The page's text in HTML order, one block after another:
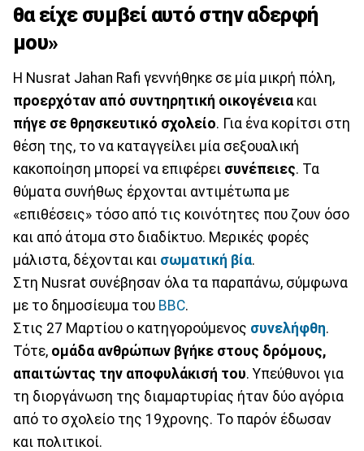
θα είχε συμβεί αυτό στην αδερφή
μου»
Η Nusrat Jahan Rafi γεννήθηκε σε μία μικρή πόλη,
προερχόταν από συντηρητική οικογένεια και
πήγε σε θρησκευτικό σχολείο. Για ένα κορίτσι στη
θέση της, το να καταγγείλει μία σεξουαλική
κακοποίηση μπορεί να επιφέρει συνέπειες. Τα
θύματα συνήθως έρχονται αντιμέτωπα με
«επιθέσεις» τόσο από τις κοινότητες που ζουν όσο
και από άτομα στο διαδίκτυο. Μερικές φορές
μάλιστα, δέχονται και σωματική βία.
Στη Nusrat συνέβησαν όλα τα παραπάνω, σύμφωνα
με το δημοσίευμα του BBC.
Στις 27 Μαρτίου ο κατηγορούμενος συνελήφθη.
Τότε, ομάδα ανθρώπων βγήκε στους δρόμους,
απαιτώντας την αποφυλάκισή του. Υπεύθυνοι για
τη διοργάνωση της διαμαρτυρίας ήταν δύο αγόρια
από το σχολείο της 19χρονης. Το παρόν έδωσαν
και πολιτικοί.